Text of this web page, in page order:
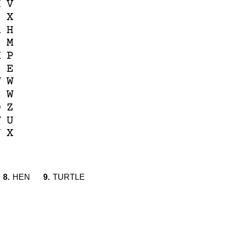
V
X
H
M
P
E
W
W
Z
U
X
8. HEN 9. TURTLE